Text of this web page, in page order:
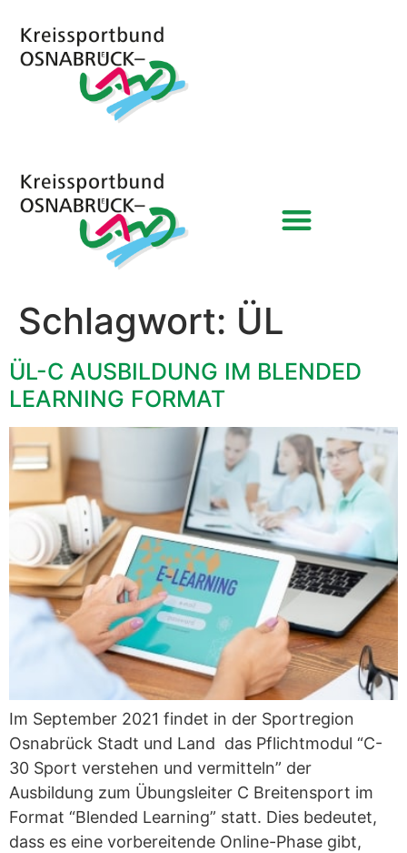
Schlagwort: ÜL
ÜL-C AUSBILDUNG IM BLENDED
LEARNING FORMAT
Im September 2021 findet in der Sportregion
Osnabrück Stadt und Land das Pflichtmodul “C-
30 Sport verstehen und vermitteln” der
Ausbildung zum Übungsleiter C Breitensport im
Format “Blended Learning” statt. Dies bedeutet,
dass es eine vorbereitende Online-Phase gibt,